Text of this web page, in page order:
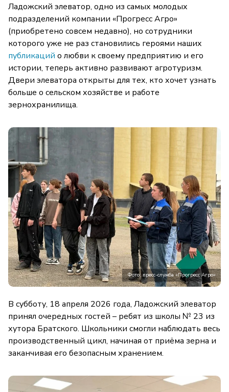
Ладожский элеватор, одно из самых молодых
подразделений компании «Прогресс Агро»
(приобретено совсем недавно), но сотрудники
которого уже не раз становились героями наших
публикаций о любви к своему предприятию и его
истории, теперь активно развивают агротуризм.
Двери элеватора открыты для тех, кто хочет узнать
больше о сельском хозяйстве и работе
зернохранилища.
Фото: пресс-служба «Прогресс Агро»
В субботу, 18 апреля 2026 года, Ладожский элеватор
принял очередных гостей – ребят из школы № 23 из
хутора Братского. Школьники смогли наблюдать весь
производственный цикл, начиная от приёма зерна и
заканчивая его безопасным хранением.